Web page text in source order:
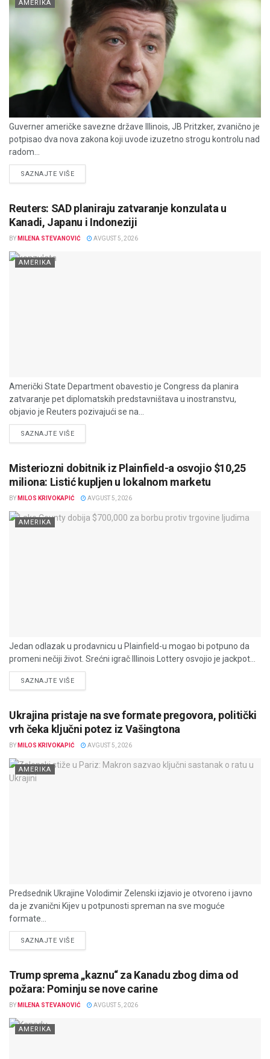
AMERIKA
Guverner američke savezne države Illinois, JB Pritzker, zvanično je
potpisao dva nova zakona koji uvode izuzetno strogu kontrolu nad
radom...
SAZNAJTE VIŠEDETAILS
Reuters: SAD planiraju zatvaranje konzulata u
Kanadi, Japanu i Indoneziji
BY MILENA STEVANOVIĆ AVGUST 5, 2026
AMERIKA
Američki State Department obavestio je Congress da planira
zatvaranje pet diplomatskih predstavništava u inostranstvu,
objavio je Reuters pozivajući se na...
SAZNAJTE VIŠEDETAILS
Misteriozni dobitnik iz Plainfield-a osvojio $10,25
miliona: Listić kupljen u lokalnom marketu
BY MILOS KRIVOKAPIĆ AVGUST 5, 2026
AMERIKA
Jedan odlazak u prodavnicu u Plainfield-u mogao bi potpuno da
promeni nečiji život. Srećni igrač Illinois Lottery osvojio je jackpot...
SAZNAJTE VIŠEDETAILS
Ukrajina pristaje na sve formate pregovora, politički
vrh čeka ključni potez iz Vašingtona
BY MILOS KRIVOKAPIĆ AVGUST 5, 2026
AMERIKA
Predsednik Ukrajine Volodimir Zelenski izjavio je otvoreno i javno
da je zvanični Kijev u potpunosti spreman na sve moguće
formate...
SAZNAJTE VIŠEDETAILS
Trump sprema „kaznu“ za Kanadu zbog dima od
požara: Pominju se nove carine
BY MILENA STEVANOVIĆ AVGUST 5, 2026
AMERIKA